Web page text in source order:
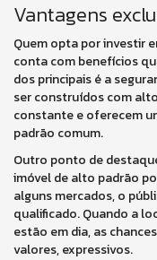
Vantagens
Quem opta por investir
conta com benefícios
dos principais é a
ser construídos com
constante e oferecem
padrão comum.
Outro ponto de
imóvel de alto padrão
alguns mercados, o
qualificado. Quando a
estão em dia, as
valores, expressivos.